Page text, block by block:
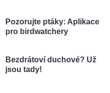
Pozorujte ptáky: Aplikace
pro birdwatchery
Bezdrátoví duchové? Už
jsou tady!